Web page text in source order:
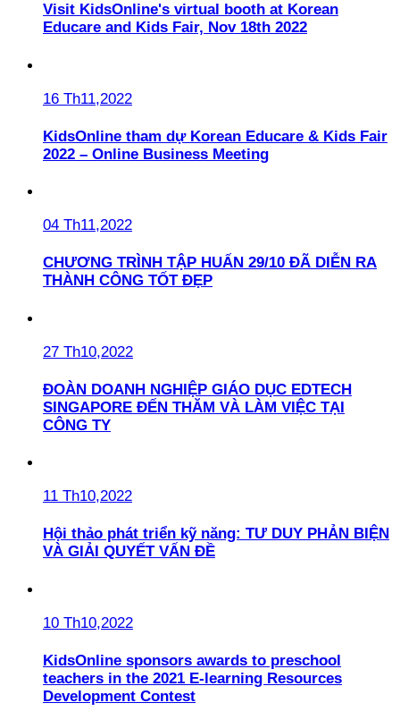
Visit KidsOnline's virtual booth at Korean
Educare and Kids Fair, Nov 18th 2022
16 Th11,2022
KidsOnline tham dự Korean Educare & Kids Fair
2022 – Online Business Meeting
04 Th11,2022
CHƯƠNG TRÌNH TẬP HUẤN 29/10 ĐÃ DIỄN RA
THÀNH CÔNG TỐT ĐẸP
27 Th10,2022
ĐOÀN DOANH NGHIỆP GIÁO DỤC EDTECH
SINGAPORE ĐẾN THĂM VÀ LÀM VIỆC TẠI
CÔNG TY
11 Th10,2022
Hội thảo phát triển kỹ năng: TƯ DUY PHẢN BIỆN
VÀ GIẢI QUYẾT VẤN ĐỀ
10 Th10,2022
KidsOnline sponsors awards to preschool
teachers in the 2021 E-learning Resources
Development Contest